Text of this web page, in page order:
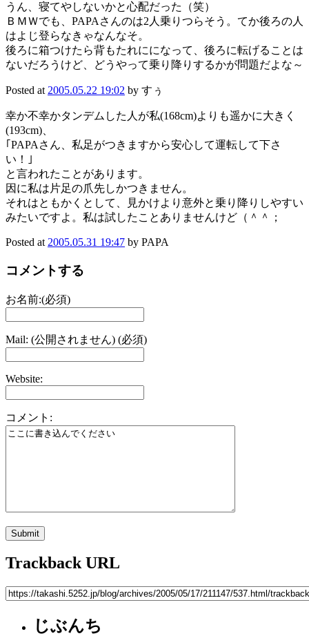
うん、寝てやしないかと心配だった（笑）
ＢＭＷでも、PAPAさんのは2人乗りつらそう。てか後ろの人
はよじ登らなきゃなんなそ。
後ろに箱つけたら背もたれにになって、後ろに転げることは
ないだろうけど、どうやって乗り降りするかが問題だよな～
Posted at 2005.05.22 19:02 by すぅ
幸か不幸かタンデムした人が私(168cm)よりも遥かに大きく
(193cm)、
｢PAPAさん、私足がつきますから安心して運転して下さ
い！｣
と言われたことがあります。
因に私は片足の爪先しかつきません。
それはともかくとして、見かけより意外と乗り降りしやすい
みたいですよ。私は試したことありませんけど（＾＾；
Posted at 2005.05.31 19:47 by PAPA
コメントする
お名前:(必須)
Mail: (公開されません) (必須)
Website:
コメント:
Trackback URL
じぶんち